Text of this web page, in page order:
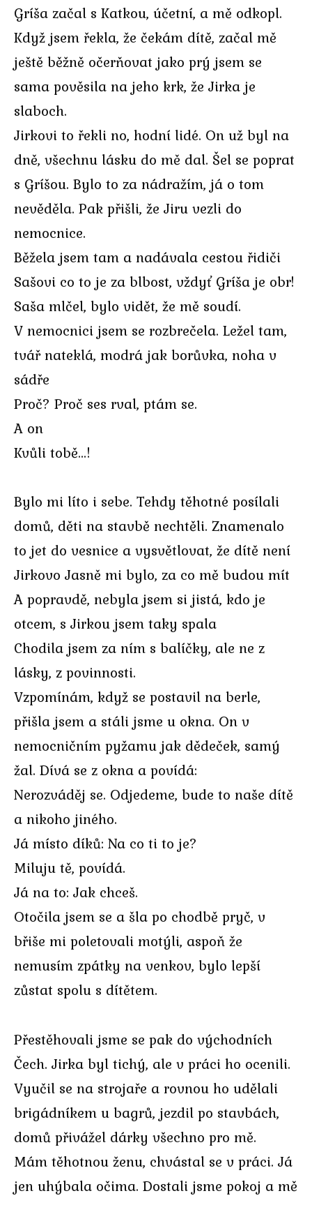
Gríša začal s Katkou, účetní, a mě odkopl.
Když jsem řekla, že čekám dítě, začal mě
ještě běžně očerňovat jako prý jsem se
sama pověsila na jeho krk, že Jirka je
slaboch.
Jirkovi to řekli no, hodní lidé. On už byl na
dně, všechnu lásku do mě dal. Šel se poprat
s Gríšou. Bylo to za nádražím, já o tom
nevěděla. Pak přišli, že Jiru vezli do
nemocnice.
Běžela jsem tam a nadávala cestou řidiči
Sašovi co to je za blbost, vždyť Gríša je obr!
Saša mlčel, bylo vidět, že mě soudí.
V nemocnici jsem se rozbrečela. Ležel tam,
tvář nateklá, modrá jak borůvka, noha v
sádře
Proč? Proč ses rval, ptám se.
A on
Kvůli tobě…!
Bylo mi líto i sebe. Tehdy těhotné posílali
domů, děti na stavbě nechtěli. Znamenalo
to jet do vesnice a vysvětlovat, že dítě není
Jirkovo Jasně mi bylo, za co mě budou mít
A popravdě, nebyla jsem si jistá, kdo je
otcem, s Jirkou jsem taky spala
Chodila jsem za ním s balíčky, ale ne z
lásky, z povinnosti.
Vzpomínám, když se postavil na berle,
přišla jsem a stáli jsme u okna. On v
nemocničním pyžamu jak dědeček, samý
žal. Dívá se z okna a povídá:
Nerozváděj se. Odjedeme, bude to naše dítě
a nikoho jiného.
Já místo díků: Na co ti to je?
Miluju tě, povídá.
Já na to: Jak chceš.
Otočila jsem se a šla po chodbě pryč, v
břiše mi poletovali motýli, aspoň že
nemusím zpátky na venkov, bylo lepší
zůstat spolu s dítětem.
Přestěhovali jsme se pak do východních
Čech. Jirka byl tichý, ale v práci ho ocenili.
Vyučil se na strojaře a rovnou ho udělali
brigádníkem u bagrů, jezdil po stavbách,
domů přivážel dárky všechno pro mě.
Mám těhotnou ženu, chvástal se v práci. Já
jen uhýbala očima. Dostali jsme pokoj a mě